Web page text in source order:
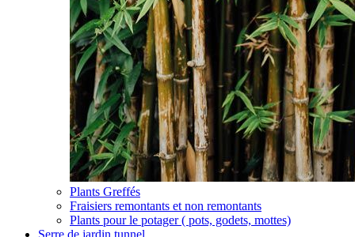
Plants Greffés
Fraisiers remontants et non remontants
Plants pour le potager ( pots, godets, mottes)
Serre de jardin tunnel